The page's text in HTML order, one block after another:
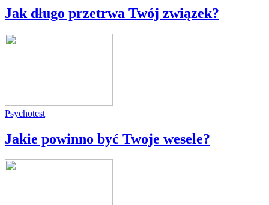
Jak długo przetrwa Twój związek?
Psychotest
Jakie powinno być Twoje wesele?